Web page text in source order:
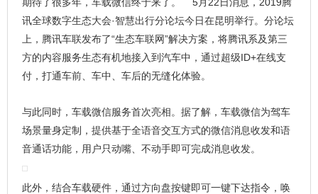
讯全球数字生态大会·智慧出行分论坛今日在昆明举行。分论坛
上，腾讯车联发布了“生态车联网”解决方案，将腾讯系及第三
方的内容服务生态有机地接入到汽车中，通过超级ID+在线支
付，打通车前、车中、车后的无缝化体验。
与此同时，车载微信服务首次亮相。据了解，车载微信为驾车
场景量身定制，提供基于全语音交互方式的微信消息收发和语
音通话功能，用户只动嘴、不动手即可完成消息收发。
此外，结合车载硬件，通过方向盘按键即可一键下达指令，唤